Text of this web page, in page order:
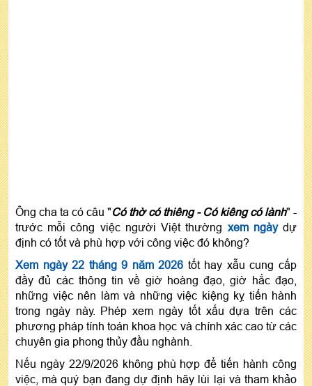
Ông cha ta có câu "Có thờ có thiêng - Có kiêng có lành" -
trước mỗi công việc người Việt thường xem ngàydự
định có tốt và phù hợp với công việc đó không?
Xem ngày 22 tháng 9 năm 2026 tốt hay xẫu cung cấp
đầy đủ các thông tin về giờ hoàng đạo, giờ hắc đạo,
những việc nên làm và những việc kiệng kỵ tiến hành
trong ngày này. Phép xem ngày tốt xấu dựa trên các
phương pháp tính toán khoa học và chính xác cao từ các
chuyên gia phong thủy đầu nghành.
Nếu ngày 22/9/2026 không phù hợp để tiến hành công
việc, mà quý bạn đang dự định hãy lùi lại và tham khảo